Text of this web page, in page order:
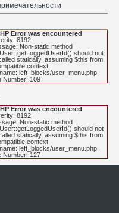
Error was encountered
8192
Non-static method
should not
statically, assuming $this from
context
left_blocks/user_menu.php
Number: 109
Error was encountered
8192
Non-static method
should not
statically, assuming $this from
context
left_blocks/user_menu.php
Number: 127